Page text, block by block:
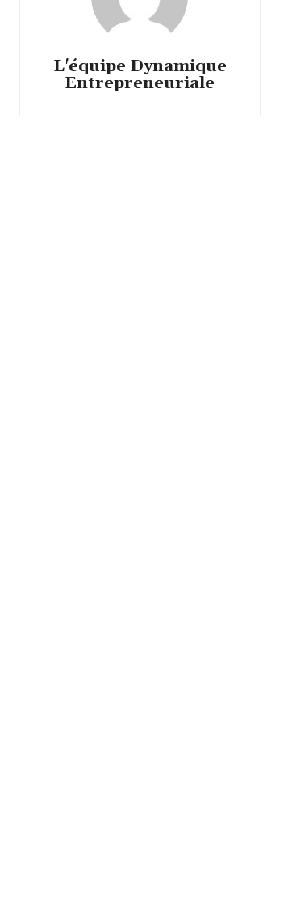
L'équipe Dynamique
Entrepreneuriale